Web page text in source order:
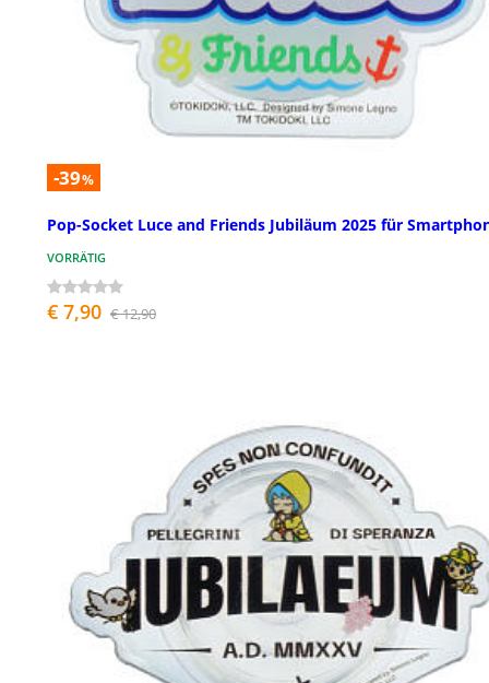
-39%
Pop-Socket Luce and Friends Jubiläum 2025 für
VORRÄTIG
€ 7,90 € 12,90